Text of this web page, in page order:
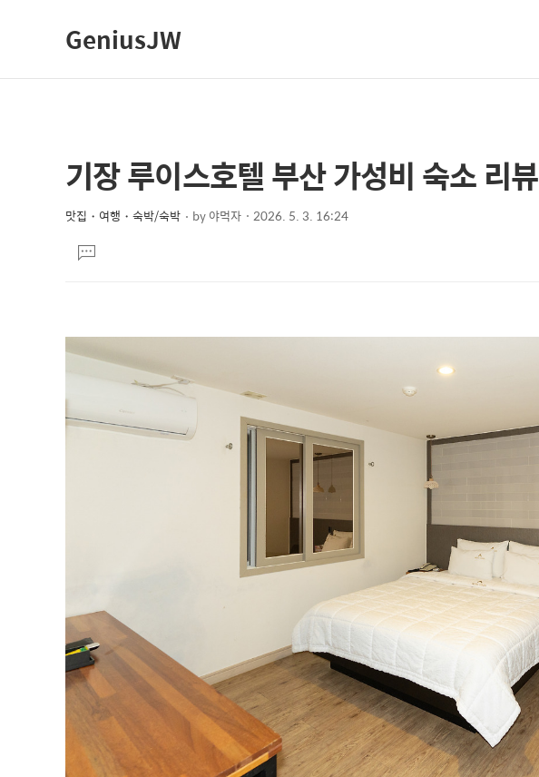
GeniusJW
상
세
컨
텐
본
문
제
기장 루이스호텔 부산 가성비 숙소 리뷰
맛집・여행・숙박/숙박 by야먹자 2026. 5. 3. 16:24
문댓
글